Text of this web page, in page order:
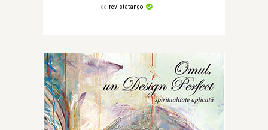
de revistatango